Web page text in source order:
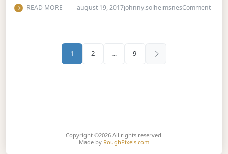
READ MORE august 19, 2017johnny.solheimsnesCommenton
Sidepaginering
1 2 … 9
Copyright ©2026 All rights reserved.
Made by RoughPixels.com